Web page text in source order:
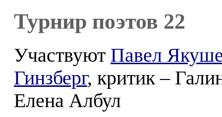
Турнир поэтов 22
Участвуют Павел
Гинзберг, критик –
Елена Албул